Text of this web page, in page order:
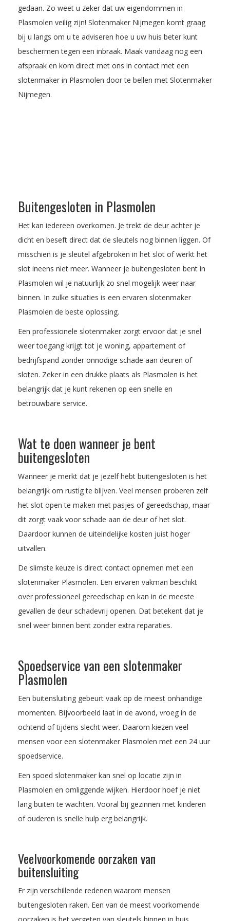
gedaan. Zo weet u zeker dat uw eigendommen in
Plasmolen veilig zijn! Slotenmaker Nijmegen komt graag
bij u langs om u te adviseren hoe u uw huis beter kunt
beschermen tegen een inbraak. Maak vandaag nog een
afspraak en kom direct met ons in contact met een
slotenmaker in Plasmolen door te bellen met Slotenmaker
Nijmegen.
Buitengesloten in Plasmolen
Het kan iedereen overkomen. Je trekt de deur achter je
dicht en beseft direct dat de sleutels nog binnen liggen. Of
misschien is je sleutel afgebroken in het slot of werkt het
slot ineens niet meer. Wanneer je buitengesloten bent in
Plasmolen wil je natuurlijk zo snel mogelijk weer naar
binnen. In zulke situaties is een ervaren slotenmaker
Plasmolen de beste oplossing.
Een professionele slotenmaker zorgt ervoor dat je snel
weer toegang krijgt tot je woning, appartement of
bedrijfspand zonder onnodige schade aan deuren of
sloten. Zeker in een drukke plaats als Plasmolen is het
belangrijk dat je kunt rekenen op een snelle en
betrouwbare service.
Wat te doen wanneer je bent
buitengesloten
Wanneer je merkt dat je jezelf hebt buitengesloten is het
belangrijk om rustig te blijven. Veel mensen proberen zelf
het slot open te maken met pasjes of gereedschap, maar
dit zorgt vaak voor schade aan de deur of het slot.
Daardoor kunnen de uiteindelijke kosten juist hoger
uitvallen.
De slimste keuze is direct contact opnemen met een
slotenmaker Plasmolen. Een ervaren vakman beschikt
over professioneel gereedschap en kan in de meeste
gevallen de deur schadevrij openen. Dat betekent dat je
snel weer binnen bent zonder extra reparaties.
Spoedservice van een slotenmaker
Plasmolen
Een buitensluiting gebeurt vaak op de meest onhandige
momenten. Bijvoorbeeld laat in de avond, vroeg in de
ochtend of tijdens slecht weer. Daarom kiezen veel
mensen voor een slotenmaker Plasmolen met een 24 uur
spoedservice.
Een spoed slotenmaker kan snel op locatie zijn in
Plasmolen en omliggende wijken. Hierdoor hoef je niet
lang buiten te wachten. Vooral bij gezinnen met kinderen
of ouderen is snelle hulp erg belangrijk.
Veelvoorkomende oorzaken van
buitensluiting
Er zijn verschillende redenen waarom mensen
buitengesloten raken. Een van de meest voorkomende